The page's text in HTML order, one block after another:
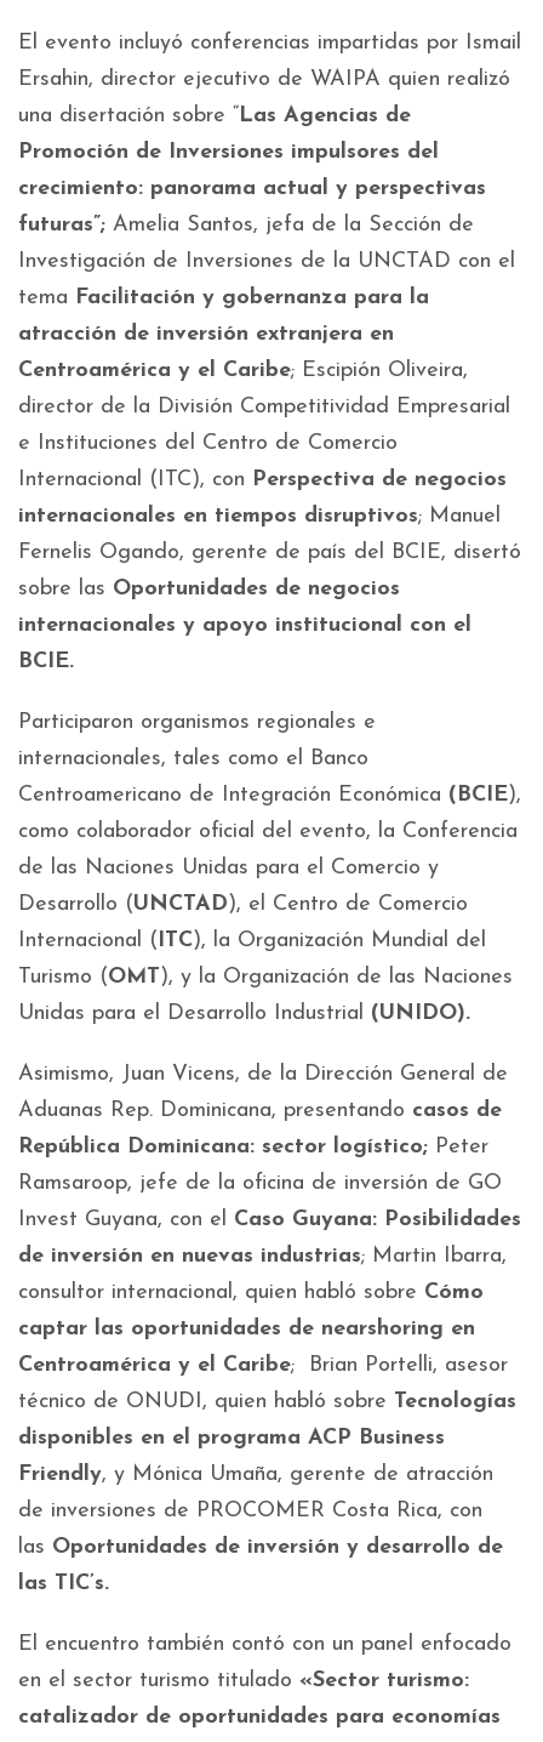
El evento incluyó conferencias impartidas por Ismail
Ersahin, director ejecutivo de WAIPA quien realizó
una disertación sobre “ Las Agencias de
Promoción de Inversiones impulsores del
crecimiento: panorama actual y perspectivas
futuras”; Amelia Santos, jefa de la Sección de
Investigación de Inversiones de la UNCTAD con el
tema Facilitación y gobernanza para la
atracción de inversión extranjera en
Centroamérica y el Caribe; Escipión Oliveira,
director de la División Competitividad Empresarial
e Instituciones del Centro de Comercio
Internacional (ITC), con Perspectiva de negocios
internacionales en tiempos disruptivos; Manuel
Fernelis Ogando, gerente de país del BCIE, disertó
sobre las Oportunidades de negocios
internacionales y apoyo institucional con el
BCIE.
Participaron organismos regionales e
internacionales, tales como el Banco
Centroamericano de Integración Económica (BCIE),
como colaborador oficial del evento, la Conferencia
de las Naciones Unidas para el Comercio y
Desarrollo (UNCTAD), el Centro de Comercio
Internacional ( ITC), la Organización Mundial del
Turismo (OMT), y la Organización de las Naciones
Unidas para el Desarrollo Industrial (UNIDO).
Asimismo, Juan Vicens, de la Dirección General de
Aduanas Rep. Dominicana, presentando casos de
República Dominicana: sector logístico; Peter
Ramsaroop, jefe de la oficina de inversión de GO
Invest Guyana, con el Caso Guyana: Posibilidades
de inversión en nuevas industrias; Martin Ibarra,
consultor internacional, quien habló sobre Cómo
captar las oportunidades de nearshoring en
Centroamérica y el Caribe; Brian Portelli, asesor
técnico de ONUDI, quien habló sobre Tecnologías
disponibles en el programa ACP Business
Friendly, y Mónica Umaña, gerente de atracción
de inversiones de PROCOMER Costa Rica, con
las Oportunidades de inversión y desarrollo de
las TIC’s.
El encuentro también contó con un panel enfocado
en el sector turismo titulado «Sector turismo:
catalizador de oportunidades para economías